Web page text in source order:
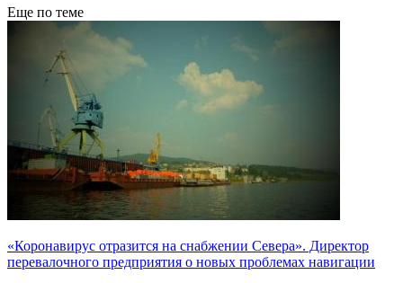
Еще по теме
«Коронавирус отразится на снабжении Севера». Директор
перевалочного предприятия о новых проблемах навигации